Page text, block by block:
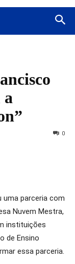
0
uma parceria com
Nuvem Mestra,
instituições
de Ensino
essa parceria.